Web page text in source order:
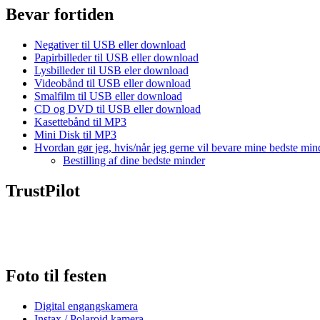
Bevar fortiden
Negativer til USB eller download
Papirbilleder til USB eller download
Lysbilleder til USB eler download
Videobånd til USB eller download
Smalfilm til USB eller download
CD og DVD til USB eller download
Kasettebånd til MP3
Mini Disk til MP3
Hvordan gør jeg, hvis/når jeg gerne vil bevare mine bedste
Bestilling af dine bedste minder
TrustPilot
Foto til festen
Digital engangskamera